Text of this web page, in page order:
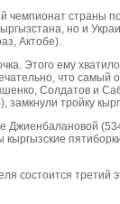
чемпионат страны
но и
Актобе).
Этого ему
что
Солдатов и
тройку
состоится третий